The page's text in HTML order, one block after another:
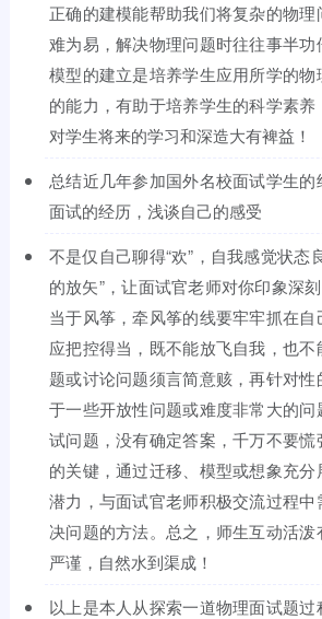
正确的建模能帮助我们将复杂的物
难为易，解决物理问题时往往事半
模型的建立是培养学生应用所学的
的能力，有助于培养学生的科学素养
对学生将来的学习和深造大有裨益！
总结近几年参加国外名校面试学生的
面试的经历，浅谈自己的感受
不是仅自己聊得“欢”，自我感觉状态
的放矢”，让面试官老师对你印象深
当于风筝，牵风筝的线要牢牢抓在
应把控得当，既不能放飞自我，也
题或讨论问题须言简意赅，再针对
于一些开放性问题或难度非常大的
试问题，没有确定答案，千万不要
的关键，通过迁移、模型或想象充
潜力，与面试官老师积极交流过程
决问题的方法。总之，师生互动活
严谨，自然水到渠成！
以上是本人从探索一道物理面试题